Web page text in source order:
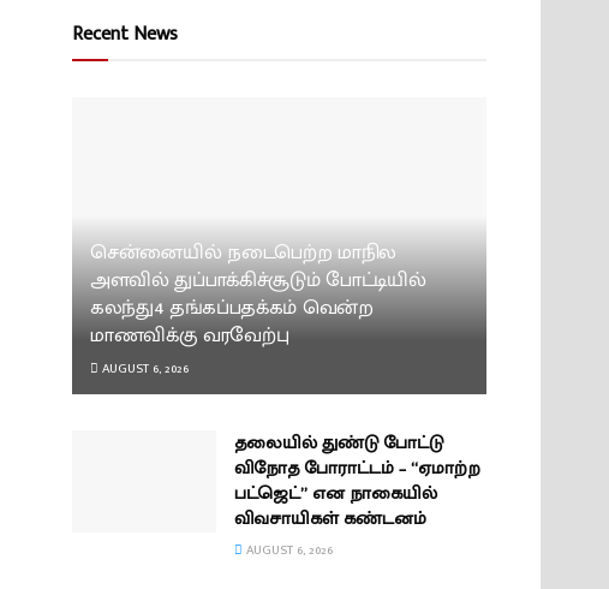
Recent News
சென்னையில் நடைபெற்ற மாநில
அளவில் துப்பாக்கிச்சூடும் போட்டியில்
கலந்து4 தங்கப்பதக்கம் வென்ற
மாணவிக்கு வரவேற்பு
AUGUST 6, 2026
தலையில் துண்டு போட்டு
விநோத போராட்டம் – “ஏமாற்ற
பட்ஜெட்” என நாகையில்
விவசாயிகள் கண்டனம்
AUGUST 6, 2026